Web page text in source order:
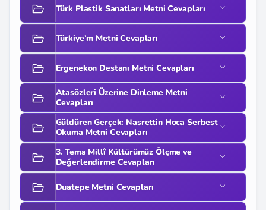
Türk Plastik Sanatları Metni Cevapları
Türkiye’m Metni Cevapları
Ergenekon Destanı Metni Cevapları
Atasözleri Üzerine Dinleme Metni
Cevapları
Güldüren Gerçek: Nasrettin Hoca Serbest
Okuma Metni Cevapları
3. Tema Millî Kültürümüz Ölçme ve
Değerlendirme Cevapları
Duatepe Metni Cevapları